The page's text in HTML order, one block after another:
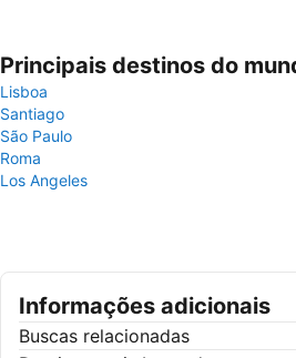
Principais destinos do
Lisboa
Santiago
São Paulo
Roma
Los Angeles
Informações adicionais
Buscas relacionadas